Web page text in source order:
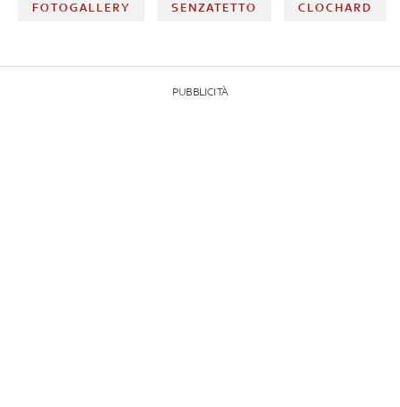
FOTOGALLERY SENZATETTO CLOCHARD
PUBBLICITÀ